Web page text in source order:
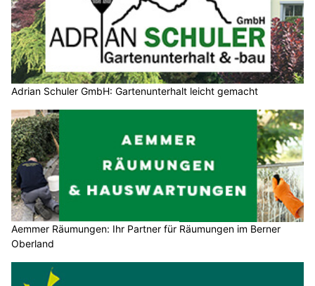
Adrian Schuler GmbH: Gartenunterhalt leicht gemacht
Aemmer Räumungen: Ihr Partner für Räumungen im Berner
Oberland